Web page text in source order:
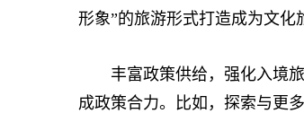
形象”的旅游形式打造成为文化
丰富政策供给，强化入境旅
成政策合力。比如，探索与更